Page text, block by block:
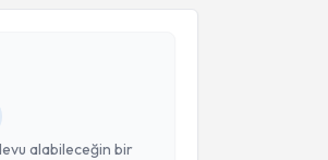
alabileceğin bir